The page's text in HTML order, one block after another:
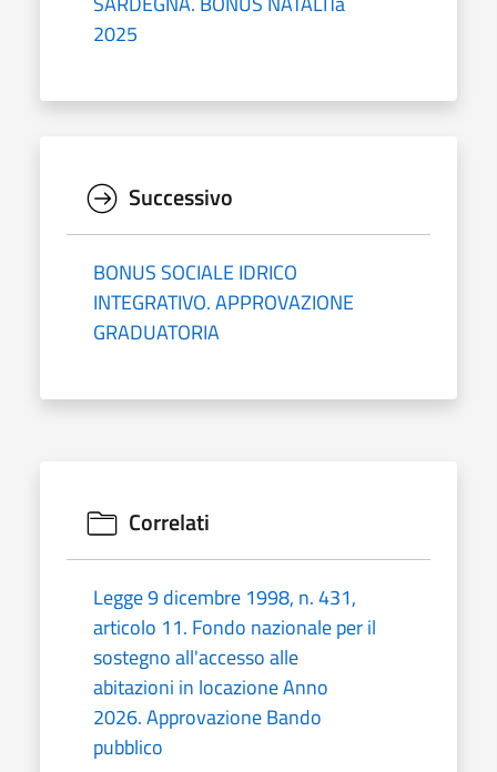
2025
Successivo
BONUS SOCIALE IDRICO
INTEGRATIVO. APPROVAZIONE
GRADUATORIA
Correlati
Legge 9 dicembre 1998, n. 431,
articolo 11. Fondo nazionale per il
sostegno all'accesso alle
abitazioni in locazione Anno
2026. Approvazione Bando
pubblico